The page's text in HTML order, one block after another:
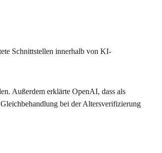
Schnittstellen innerhalb von KI-
Außerdem erklärte OpenAI, dass als
bei der Altersverifizierung